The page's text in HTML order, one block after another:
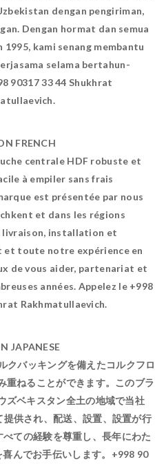
dengan pengiriman,
Dengan hormat dan semua
kami senang membantu
selama bertahun-
90317 33 44 Shukhrat
FRENCH
centrale HDF robuste et
à empiler sans frais
est présentée par nous
et dans les régions
livraison, installation et
et toute notre expérience en
de vous aider, partenariat et
années. Appelez le +998
Rakhmatullaevich.
JAPANESE
クバッキングを備えたコルクフロ
重ねることができます。このブラ
ズベキスタン全土の地域で当社
提供され、配送、設置、設置が行
ての経験を尊重し、長年にわた
んでお手伝いします。+998 90